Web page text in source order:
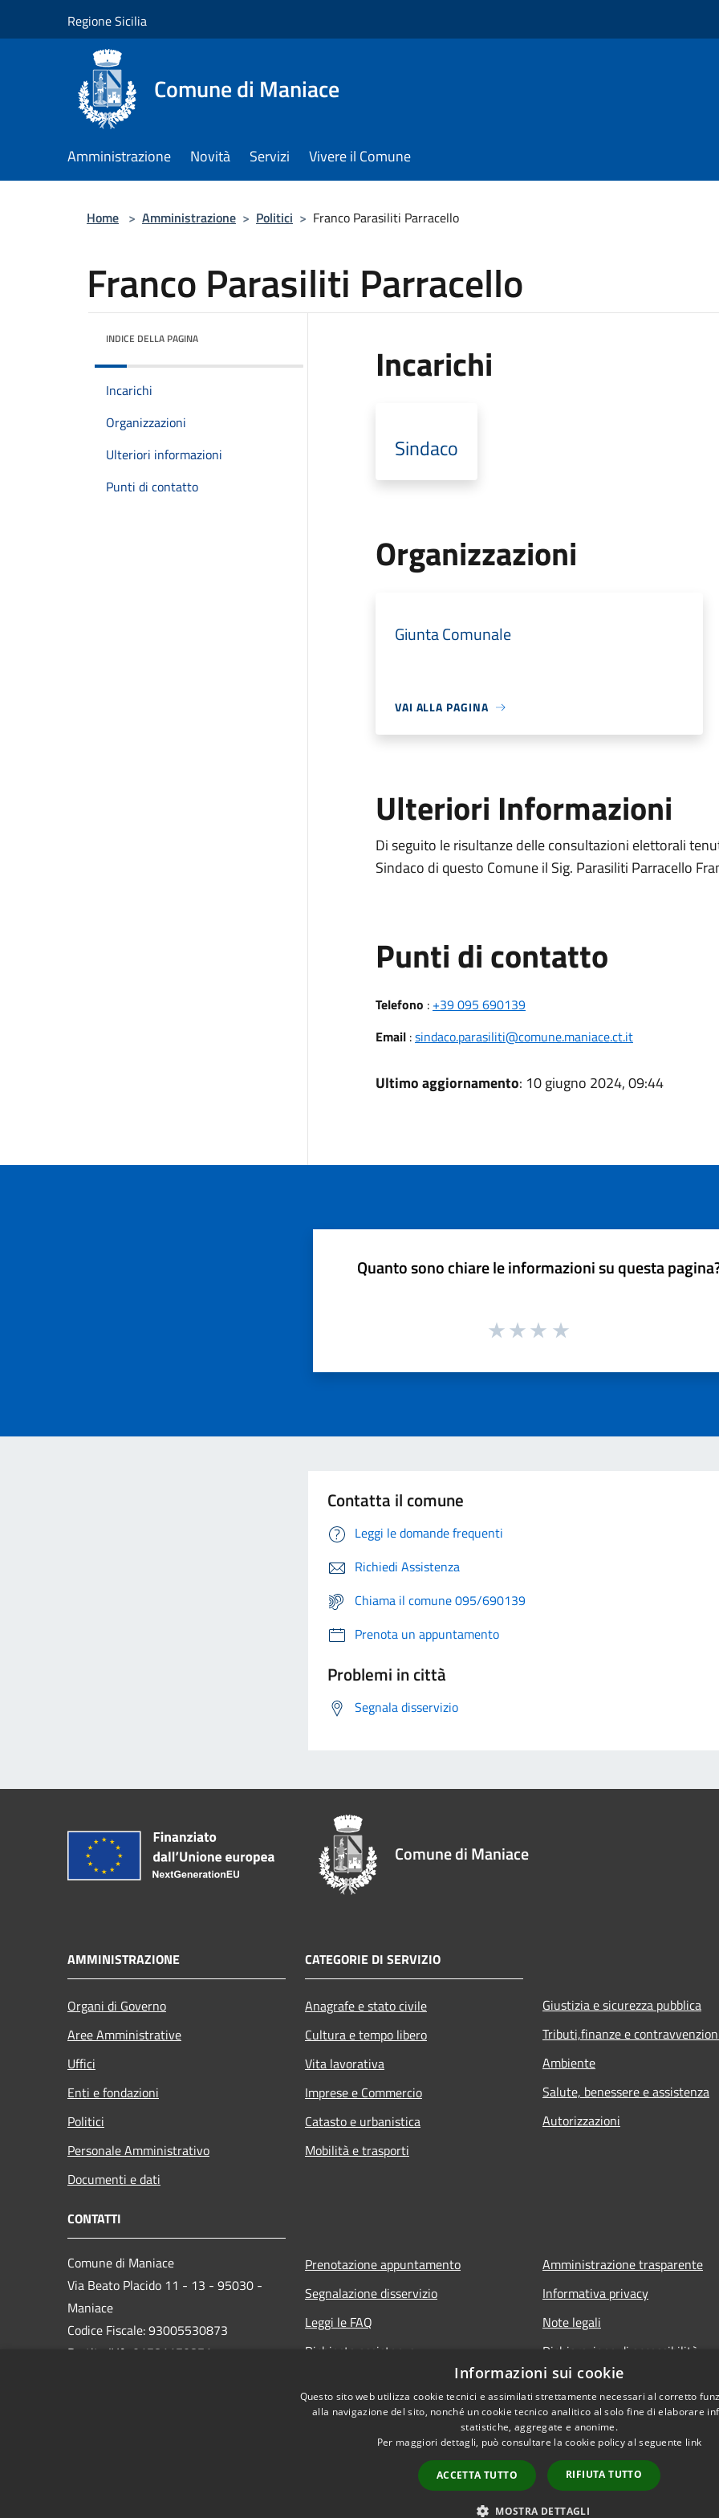
Regione Sicilia
Comune di Maniace
Amministrazione Novità Servizi Vivere il Comune
Home > Amministrazione > Politici > Franco Parasiliti Parracello
Franco Parasiliti Parracello
INDICE DELLA PAGINA
Incarichi
Organizzazioni
Ulteriori informazioni
Punti di contatto
Incarichi
Sindaco
Organizzazioni
Giunta Comunale
VAI ALLA PAGINA
Ulteriori Informazioni
Di seguito le risultanze delle consultazioni elettorali
Sindaco di questo Comune il Sig. Parasiliti Parracello
Punti di contatto
Telefono : +39 095 690139
Email:sindaco.parasiliti@comune.maniace.ct.it
Ultimo aggiornamento: 10 giugno 2024, 09:44
Quanto sono chiare le informazioni su questa
Contatta il comune
Leggi le domande frequenti
Richiedi Assistenza
Chiama il comune 095/690139
Prenota un appuntamento
Problemi in città
Segnala disservizio
Comune di Maniace
AMMINISTRAZIONE
Organi di Governo
Aree Amministrative
Uffici
Enti e fondazioni
Politici
Personale Amministrativo
Documenti e dati
CATEGORIE DI SERVIZIO
Anagrafe e stato civile
Cultura e tempo libero
Vita lavorativa
Imprese e Commercio
Catasto e urbanistica
Mobilità e trasporti
Giustizia e sicurezza pubblica
Tributi,finanze e
Ambiente
Salute, benessere e assistenza
Autorizzazioni
CONTATTI
Comune di Maniace
Via Beato Placido 11 - 13 - 95030 -
Maniace
Codice Fiscale: 93005530873
Partita IVA: 01781170871
Prenotazione appuntamento
Segnalazione disservizio
Leggi le FAQ
Richiesta assistenza
Amministrazione trasparente
Informativa privacy
Note legali
Dichiarazione di accessibilità
Copyright © 2026 • Comune
Informazioni sui cookie
Questo sito web utilizza cookie tecnici e assimilati strettamente necessari al corretto
alla navigazione del sito, nonché un cookie tecnico analitico al solo fine di elaborare
statistiche, aggregate e anonime.
Per maggiori dettagli, può consultare la cookie policy al seguente link
ACCETTA TUTTO RIFIUTA TUTTO
MOSTRA DETTAGLI